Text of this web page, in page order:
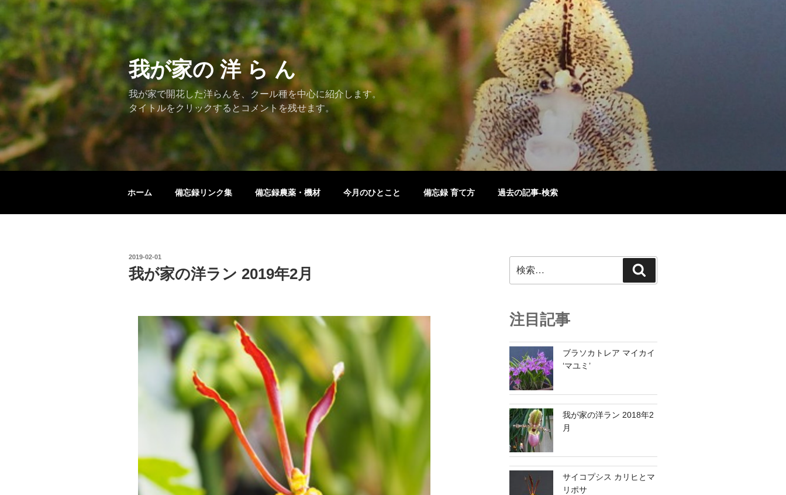
ン
ン
ツ
へ
キ
ッ
プ
我が家の 洋 ら ん
我が家で開花した洋らんを、クール種を中心に紹介します。
タイトルをクリックするとコメントを残せます。
ホーム 備忘録リンク集 備忘録農薬・機材 今月のひとこと 備忘録 育て方 過去の記事-検索
投
稿
日:
2019-02-01
我が家の洋ラン 2019年2月
索:
索
注目記事
ブラソカトレア マイカイ
‘マユミ’
我が家の洋ラン 2018年2
月
サイコプシス カリヒとマ
リポサ